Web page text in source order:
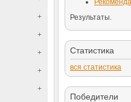
+
+
+
+
+
Результаты.
Статистика
вся статистика
Победители